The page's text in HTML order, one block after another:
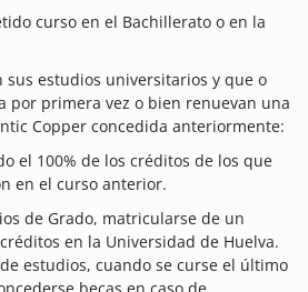
curso en el Bachillerato o en la
sus estudios universitarios y que o
por primera vez o bien renuevan una
Copper concedida anteriormente:
el 100% de los créditos de los que
en el curso anterior.
de Grado, matricularse de un
en la Universidad de Huelva.
estudios, cuando se curse el último